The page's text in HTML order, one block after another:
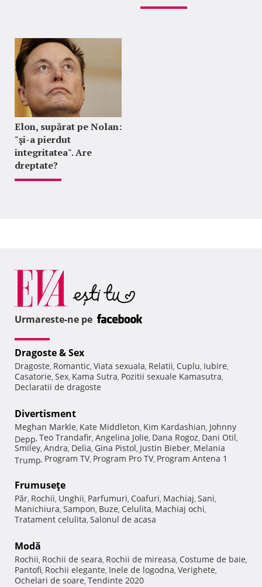
Elon, supărat pe Nolan:
"şi-a pierdut
integritatea". Are
dreptate?
Urmareste-ne pe
Dragoste & Sex
Dragoste, Romantic, Viata sexuala, Relatii, Cuplu, Iubire,
Casatorie, Sex, Kama Sutra, Pozitii sexuale Kamasutra,
Declaratii de dragoste
Divertisment
Meghan Markle, Kate Middleton, Kim Kardashian, Johnny
Depp, Teo Trandafir, Angelina Jolie, Dana Rogoz, Dani Otil,
Smiley, Andra, Delia, Gina Pistol, Justin Bieber, Melania
Trump, Program TV, Program Pro TV, Program Antena 1
Frumuseţe
Păr, Rochii, Unghii, Parfumuri, Coafuri, Machiaj, Sani,
Manichiura, Sampon, Buze, Celulita, Machiaj ochi,
Tratament celulita, Salonul de acasa
Modă
Rochii, Rochii de seara, Rochii de mireasa, Costume de baie,
Pantofi, Rochii elegante, Inele de logodna, Verighete,
Ochelari de soare, Tendinte 2020